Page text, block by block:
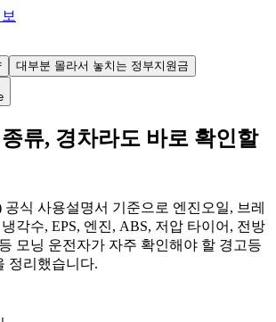
대부분 몰라서 놓치는 정부지원금
류, 경차라도 바로 확인할
공식 사용설명서 기준으로 엔진오일, 브레
각수, EPS, 엔진, ABS, 저압 타이어, 전방
모닝 운전자가 자주 확인해야 할 경고등
정리했습니다.